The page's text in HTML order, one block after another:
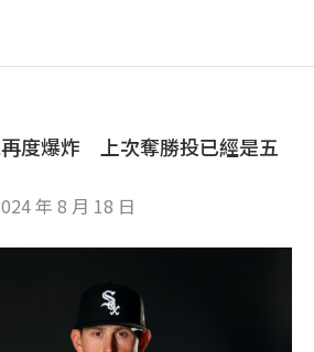
度爆炸 上次奪勝投已經是五
年 8 月 18 日